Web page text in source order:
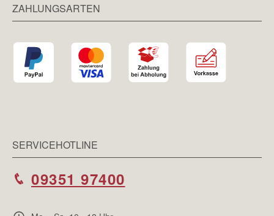
ZAHLUNGSARTEN
SERVICEHOTLINE
09351 97400